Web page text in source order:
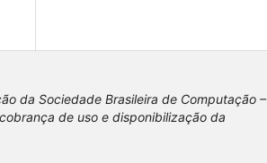
da Sociedade Brasileira de Computação –
de uso e disponibilização da